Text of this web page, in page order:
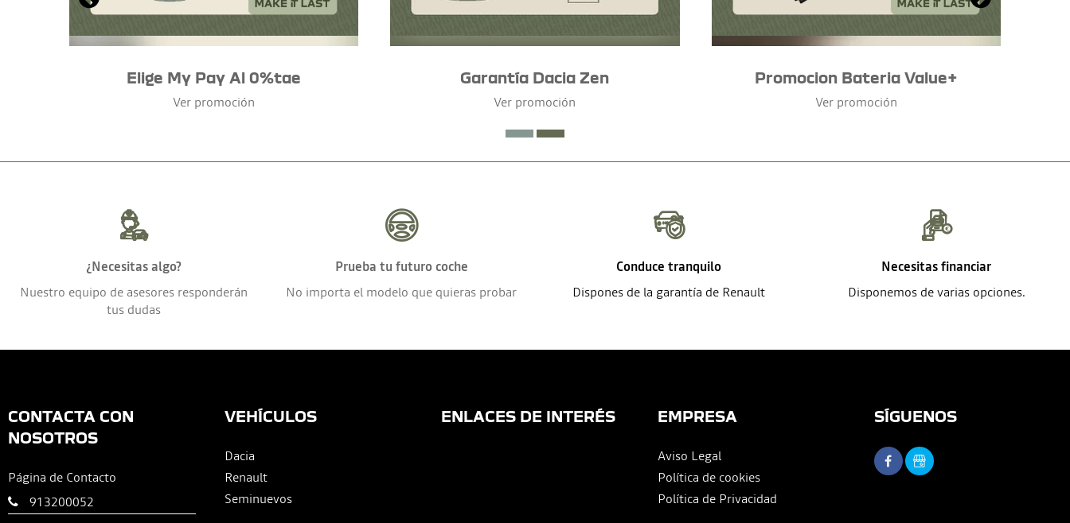
Elige My Pay Al 0%tae
Ver promoción
Garantía Dacia Zen
Ver promoción
Promocion Bateria Value+
Ver promoción
¿Necesitas algo?
Nuestro equipo de asesores responderán
tus dudas
Prueba tu futuro coche
No importa el modelo que quieras probar
Conduce tranquilo
Dispones de la garantía de Renault
Necesitas financiar
Disponemos de varias opciones.
CONTACTA CON
NOSOTROS
Página de Contacto
913200052
VEHÍCULOS
Dacia
Renault
Seminuevos
ENLACES DE INTERÉS EMPRESA
Aviso Legal
Política de cookies
Política de Privacidad
SÍGUENOS